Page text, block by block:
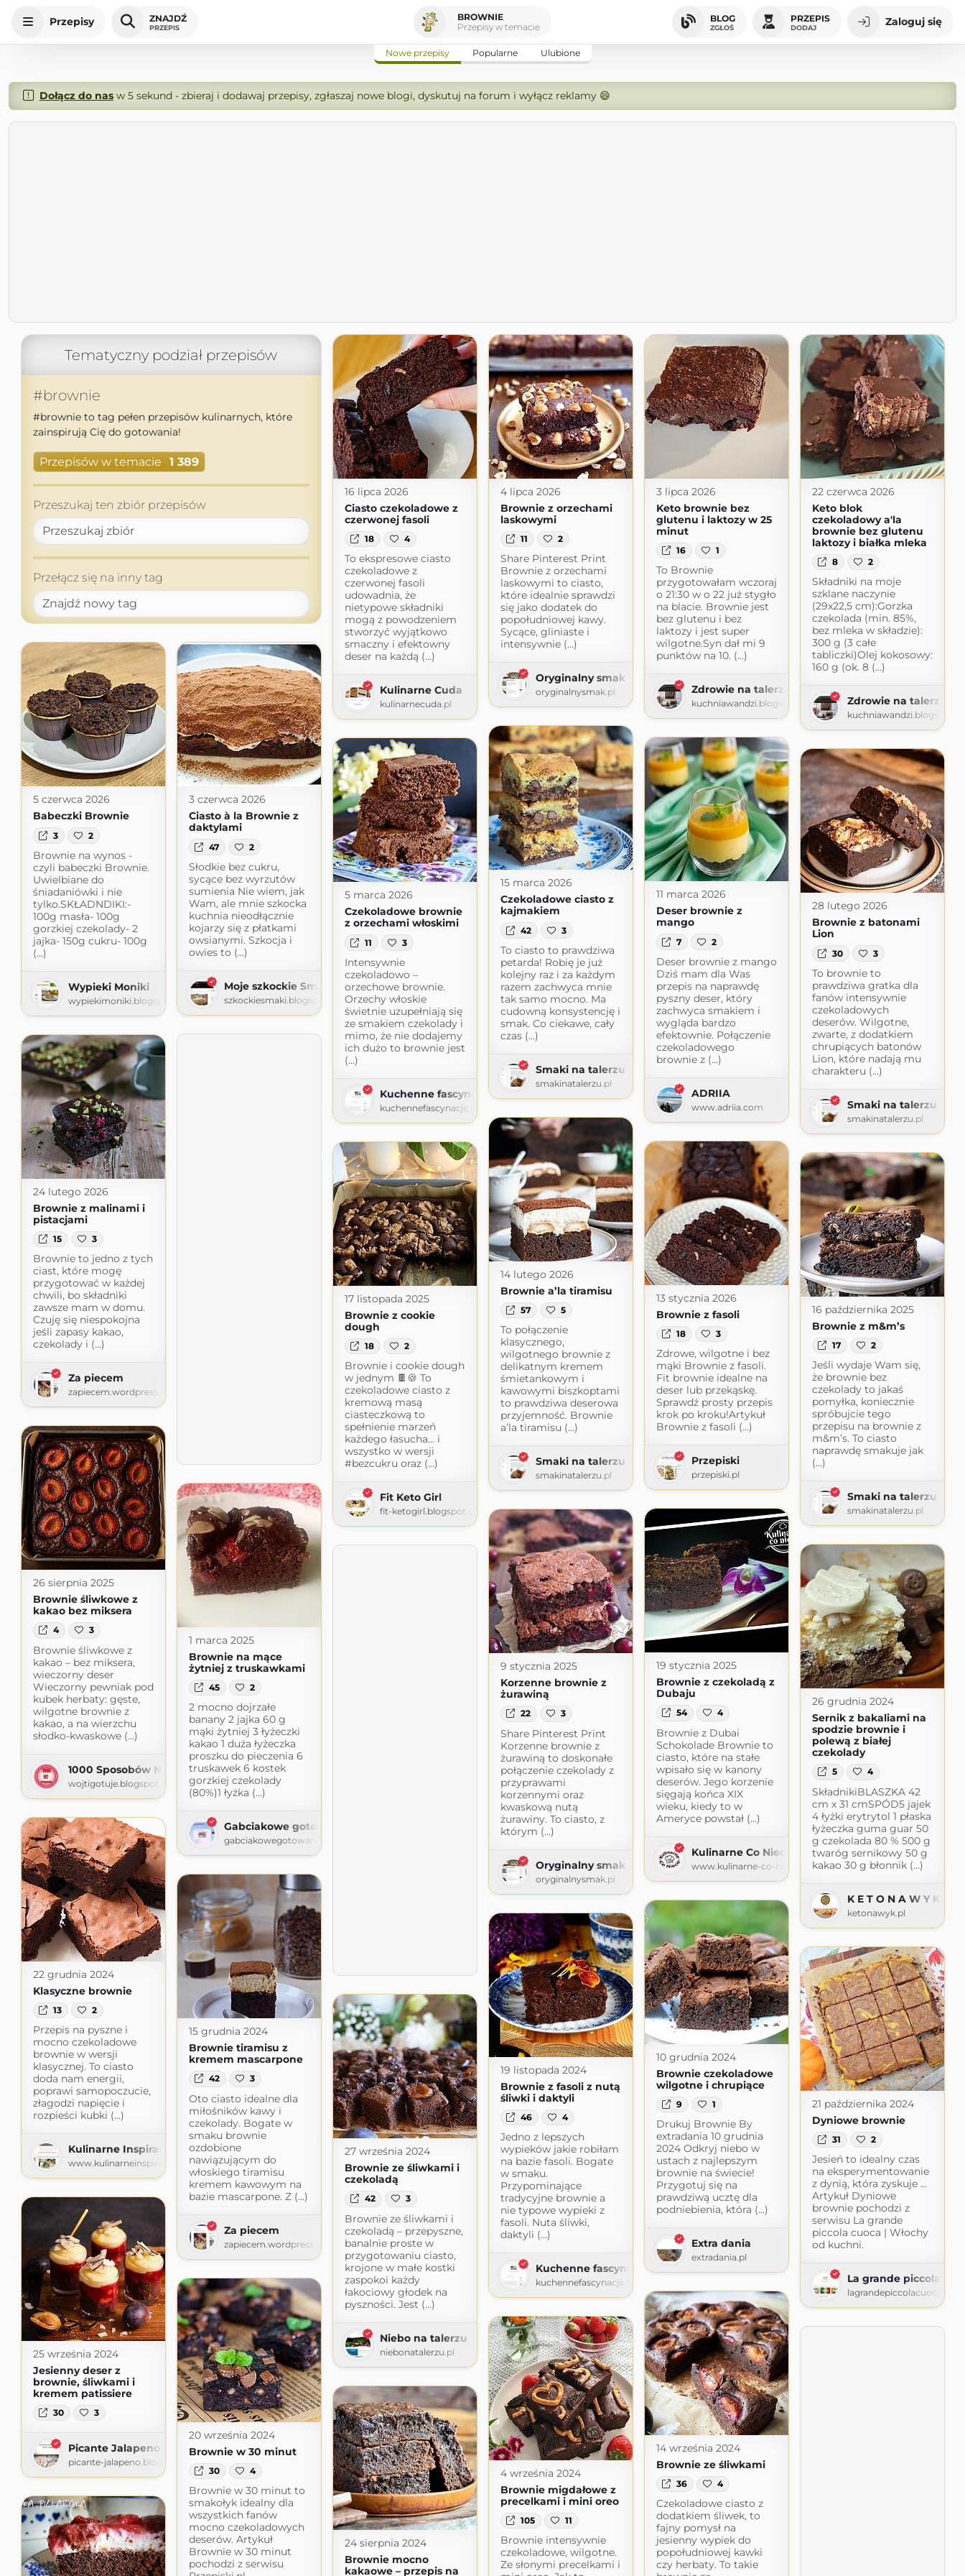
Przepisy ZNAJDŹ
PRZEPIS
BROWNIE
Przepisy w temacie
BLOG
ZGŁOŚ
PRZEPIS
DODAJ Zaloguj się
Nowe przepisy Popularne Ulubione
Dołącz do nasw 5 sekund - zbieraj i dodawaj przepisy, zgłaszaj nowe blogi, dyskutuj na forum i wyłącz reklamy 😄
Tematyczny podział przepisów
#brownie
#brownie to tag pełen przepisów kulinarnych, które
zainspirują Cię do gotowania!
Przepisów w temacie 1 389
Przeszukaj ten zbiór przepisów
Przełącz się na inny tag
16 lipca 2026
Ciasto czekoladowe z
czerwonej fasoli
18 4
To ekspresowe ciasto
czekoladowe z
czerwonej fasoli
udowadnia, że
nietypowe składniki
mogą z powodzeniem
stworzyć wyjątkowo
smaczny i efektowny
deser na każdą (...)
Kulinarne Cuda
kulinarnecuda.pl
4 lipca 2026
Brownie z orzechami
laskowymi
11 2
Share Pinterest Print
Brownie z orzechami
laskowymi to ciasto,
które idealnie sprawdzi
się jako dodatek do
popołudniowej kawy.
Sycące, gliniaste i
intensywnie (...)
Oryginalny smak
oryginalnysmak.pl
3 lipca 2026
Keto brownie bez
glutenu i laktozy w 25
minut
16 1
To Brownie
przygotowałam wczoraj
o 21:30 w o 22 już stygło
na blacie. Brownie jest
bez glutenu i bez
laktozy i jest super
wilgotne.Syn dał mi 9
punktów na 10. (...)
Zdrowie na talerzu oraz w glowie - blog dla osob
kuchniawandzi.blogspot.com
22 czerwca 2026
Keto blok
czekoladowy a'la
brownie bez glutenu
laktozy i białka mleka
8 2
Składniki na moje
szklane naczynie
(29x22,5 cm):Gorzka
czekolada (min. 85%,
bez mleka w składzie):
300 g (3 całe
tabliczki)Olej kokosowy:
160 g (ok. 8 (...)
Zdrowie na talerzu
5 czerwca 2026
Babeczki Brownie
3 2
Brownie na wynos -
czyli babeczki Brownie.
Uwielbiane do
śniadaniówki i nie
tylko.SKŁADNDIKI:-
100g masła- 100g
gorzkiej czekolady- 2
jajka- 150g cukru- 100g
(...)
Wypieki Moniki
wypiekimoniki.blogspot.com
3 czerwca 2026
Ciasto à la Brownie z
daktylami
47 2
Słodkie bez cukru,
sycące bez wyrzutów
sumienia Nie wiem, jak
Wam, ale mnie szkocka
kuchnia nieodłącznie
kojarzy się z płatkami
owsianymi. Szkocja i
owies to (...)
Moje szkockie Smaki
szkockiesmaki.blogspot.com
15 marca 2026
Czekoladowe ciasto z
kajmakiem
42 3
To ciasto to prawdziwa
petarda! Robię je już
kolejny raz i za każdym
razem zachwyca mnie
tak samo mocno. Ma
cudowną konsystencję i
smak. Co ciekawe, cały
czas (...)
Smaki na talerzu
smakinatalerzu.pl
11 marca 2026
Deser brownie z
mango
7 2
Deser brownie z mango
Dziś mam dla Was
przepis na naprawdę
pyszny deser, który
zachwyca smakiem i
wygląda bardzo
efektownie. Połączenie
czekoladowego
brownie z (...)
ADRIIA
www.adriia.com
5 marca 2026
Czekoladowe brownie
z orzechami włoskimi
11 3
Intensywnie
czekoladowo –
orzechowe brownie.
Orzechy włoskie
świetnie uzupełniają się
ze smakiem czekolady i
mimo, że nie dodajemy
ich dużo to brownie jest
(...)
Kuchenne fascynacje
kuchennefascynacje.home.blog
28 lutego 2026
Brownie z batonami
Lion
30 3
To brownie to
prawdziwa gratka dla
fanów intensywnie
czekoladowych
deserów. Wilgotne,
zwarte, z dodatkiem
chrupiących batonów
Lion, które nadają mu
charakteru (...)
Smaki na talerzu
smakinatalerzu.pl
24 lutego 2026
Brownie z malinami i
pistacjami
15 3
Brownie to jedno z tych
ciast, które mogę
przygotować w każdej
chwili, bo składniki
zawsze mam w domu.
Czuję się niespokojna
jeśli zapasy kakao,
czekolady i (...)
Za piecem
zapiecem.wordpress.com
14 lutego 2026
Brownie a’la tiramisu
57 5
To połączenie
klasycznego,
wilgotnego brownie z
delikatnym kremem
śmietankowym i
kawowymi biszkoptami
to prawdziwa deserowa
przyjemność. Brownie
a’la tiramisu (...)
Smaki na talerzu
smakinatalerzu.pl
13 stycznia 2026
Brownie z fasoli
18 3
Zdrowe, wilgotne i bez
mąki Brownie z fasoli.
Fit brownie idealne na
deser lub przekąskę.
Sprawdź prosty przepis
krok po kroku!Artykuł
Brownie z fasoli (...)
Przepiski
przepiski.pl
17 listopada 2025
Brownie z cookie
dough
18 2
Brownie i cookie dough
w jednym 🍫🍪 To
czekoladowe ciasto z
kremową masą
ciasteczkową to
spełnienie marzeń
każdego łasucha… i
wszystko w wersji
#bezcukru oraz (...)
Fit Keto Girl
fit-ketogirl.blogspot.com
16 października 2025
Brownie z m&m’s
17 2
Jeśli wydaje Wam się,
że brownie bez
czekolady to jakaś
pomyłka, koniecznie
spróbujcie tego
przepisu na brownie z
m&m’s. To ciasto
naprawdę smakuje jak
(...)
Smaki na talerzu
smakinatalerzu.pl
26 sierpnia 2025
Brownie śliwkowe z
kakao bez miksera
4 3
Brownie śliwkowe z
kakao – bez miksera,
wieczorny deser
Wieczorny pewniak pod
kubek herbaty: gęste,
wilgotne brownie z
kakao, a na wierzchu
słodko-kwaskowe (...)
1000 Sposobów Na Proste Tanie Fit Dania
wojtigotuje.blogspot.com
1 marca 2025
Brownie na mące
żytniej z truskawkami
45 2
2 mocno dojrzałe
banany 2 jajka 60 g
mąki żytniej 3 łyżeczki
kakao 1 duża łyżeczka
proszku do pieczenia 6
truskawek 6 kostek
gorzkiej czekolady
(80%)1 łyżka (...)
Gabciakowe gotowanie
gabciakowegotowanie24.blogspot.com
19 stycznia 2025
Brownie z czekoladą z
Dubaju
54 4
Brownie z Dubai
Schokolade Brownie to
ciasto, które na stałe
wpisało się w kanony
deserów. Jego korzenie
sięgają końca XIX
wieku, kiedy to w
Ameryce powstał (...)
Kulinarne Co Nieco
www.kulinarne-co-nieco.pl
9 stycznia 2025
Korzenne brownie z
żurawiną
22 3
Share Pinterest Print
Korzenne brownie z
żurawiną to doskonałe
połączenie czekolady z
przyprawami
korzennymi oraz
kwaskową nutą
żurawiny. To ciasto, z
którym (...)
Oryginalny smak
oryginalnysmak.pl
26 grudnia 2024
Sernik z bakaliami na
spodzie brownie i
polewą z białej
czekolady
5 4
SkładnikiBLASZKA 42
cm x 31 cmSPÓD5 jajek
4 łyżki erytrytol 1 płaska
łyżeczka guma guar 50
g czekolada 80 % 500 g
twaróg sernikowy 50 g
kakao 30 g błonnik (...)
K E T O N A W Y K
ketonawyk.pl
22 grudnia 2024
Klasyczne brownie
13 2
Przepis na pyszne i
mocno czekoladowe
brownie w wersji
klasycznej. To ciasto
doda nam energii,
poprawi samopoczucie,
złagodzi napięcie i
rozpieści kubki (...)
Kulinarne Inspiracje Futki
www.kulinarneinspiracjefutki.pl
15 grudnia 2024
Brownie tiramisu z
kremem mascarpone
42 3
Oto ciasto idealne dla
miłośników kawy i
czekolady. Bogate w
smaku brownie
ozdobione
nawiązującym do
włoskiego tiramisu
kremem kawowym na
bazie mascarpone. Z (...)
Za piecem
zapiecem.wordpress.com
10 grudnia 2024
Brownie czekoladowe
wilgotne i chrupiące
9 1
Drukuj Brownie By
extradania 10 grudnia
2024 Odkryj niebo w
ustach z najlepszym
brownie na świecie!
Przygotuj się na
prawdziwą ucztę dla
podniebienia, która (...)
Extra dania
extradania.pl
19 listopada 2024
Brownie z fasoli z nutą
śliwki i daktyli
46 4
Jedno z lepszych
wypieków jakie robiłam
na bazie fasoli. Bogate
w smaku.
Przypominające
tradycyjne brownie a
nie typowe wypieki z
fasoli. Nuta śliwki,
daktyli (...)
Kuchenne fascynacje
kuchennefascynacje.home.blog
21 października 2024
Dyniowe brownie
31 2
Jesień to idealny czas
na eksperymentowanie
z dynią, która zyskuje …
Artykuł Dyniowe
brownie pochodzi z
serwisu La grande
piccola cuoca | Włochy
od kuchni.
La grande piccola
lagrandepiccolacuoca.com
27 września 2024
Brownie ze śliwkami i
czekoladą
42 3
Brownie ze śliwkami i
czekoladą – przepyszne,
banalnie proste w
przygotowaniu ciasto,
krojone w małe kostki
zaspokoi każdy
łakociowy głodek na
pyszności. Jest (...)
Niebo na talerzu
niebonatalerzu.pl
25 września 2024
Jesienny deser z
brownie, śliwkami i
kremem patissiere
30 3
Picante Jalapeno
picante-jalapeno.blogspot.com
20 września 2024
Brownie w 30 minut
30 4
Brownie w 30 minut to
smakołyk idealny dla
wszystkich fanów
mocno czekoladowych
deserów. Artykuł
Brownie w 30 minut
pochodzi z serwisu
14 września 2024
Brownie ze śliwkami
36 4
Czekoladowe ciasto z
dodatkiem śliwek, to
fajny pomysł na
jesienny wypiek do
popołudniowej kawki
czy herbaty. To takie
4 września 2024
Brownie migdałowe z
precelkami i mini oreo
105 11
Brownie intensywnie
czekoladowe, wilgotne.
Ze słonymi precelkami i
24 sierpnia 2024
Brownie mocno
kakaowe – przepis na